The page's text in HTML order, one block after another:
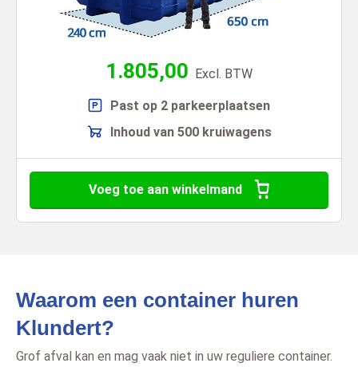
1.805,00 Excl. BTW
Past op 2 parkeerplaatsen
Inhoud van 500 kruiwagens
Voeg toe aan winkelmand
Waarom een container huren
Klundert?
Grof afval kan en mag vaak niet in uw reguliere container.